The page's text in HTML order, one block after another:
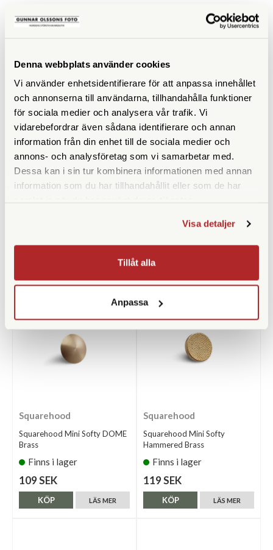
Denna webbplats använder cookies
Vi använder enhetsidentifierare för att anpassa innehållet
och annonserna till användarna, tillhandahålla funktioner
för sociala medier och analysera vår trafik. Vi
vidarebefordrar även sådana identifierare och annan
information från din enhet till de sociala medier och
annons- och analysföretag som vi samarbetar med.
Dessa kan i sin tur kombinera informationen med annan
information som du har tillhandahållit eller som de har
Visa detaljer
Tillåt alla
Anpassa
Squarehood
109 SEK
Squarehood
Finns i lager
109 SEK
Squarehood
Squarehood Mini Softy DOME
Brass
Finns i lager
109 SEK
LÄS MER
KÖP
Squarehood
Squarehood Mini Softy
Hammered Brass
Finns i lager
119 SEK
LÄS MER
KÖP